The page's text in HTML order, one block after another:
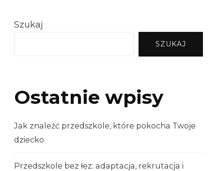
Szukaj
SZUKAJ
Ostatnie wpisy
Jak znaleźć przedszkole, które pokocha Twoje
dziecko
Przedszkole bez łez: adaptacja, rekrutacja i